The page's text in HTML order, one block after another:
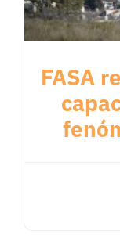
FASA